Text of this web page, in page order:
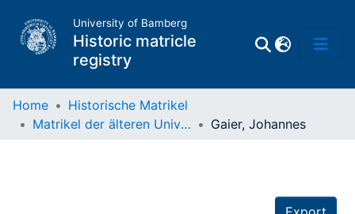
University of Bamberg
Historic matricle
registry
Home
Historische Matrikel
Matrikel der älteren Universität
Gaier, Johannes